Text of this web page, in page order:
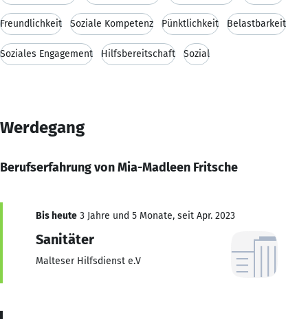
Freundlichkeit Soziale Kompetenz Pünktlichkeit Belastbarkeit
Soziales Engagement Hilfsbereitschaft Sozial
Werdegang
Berufserfahrung von Mia-Madleen Fritsche
Bis heute 3 Jahre und 5 Monate, seit Apr. 2023
Sanitäter
Malteser Hilfsdienst e.V